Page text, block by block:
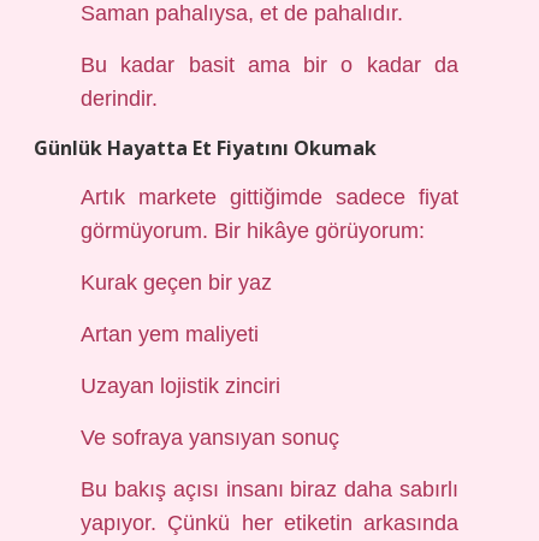
Saman pahalıysa, et de pahalıdır.
Bu kadar basit ama bir o kadar da
derindir.
Günlük Hayatta Et Fiyatını Okumak
Artık markete gittiğimde sadece fiyat
görmüyorum. Bir hikâye görüyorum:
Kurak geçen bir yaz
Artan yem maliyeti
Uzayan lojistik zinciri
Ve sofraya yansıyan sonuç
Bu bakış açısı insanı biraz daha sabırlı
yapıyor. Çünkü her etiketin arkasında